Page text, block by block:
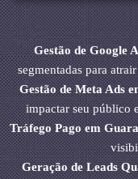
Gestão de Google
segmentadas para
Gestão de Meta Ads
impactar seu público
Tráfego Pago em
Geração de Leads